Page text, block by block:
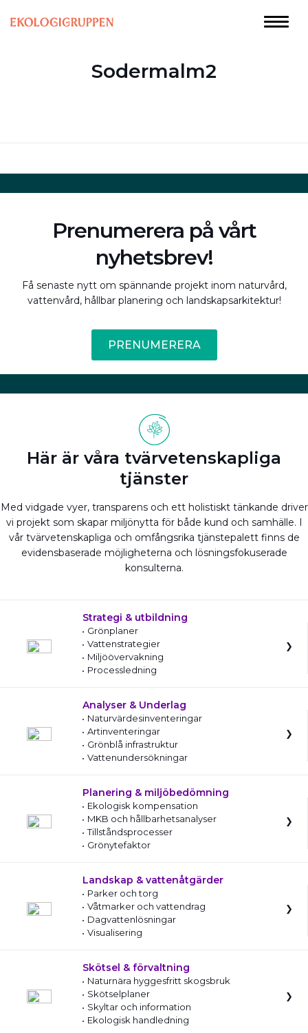
Sodermalm2
Prenumerera på vårt
nyhetsbrev!
Få senaste nytt om spännande projekt inom naturvård,
vattenvård, hållbar planering och landskapsarkitektur!
PRENUMERERA
Här är våra tvärvetenskapliga
tjänster
Med vidgade vyer, transparens och ett holistiskt tänkande driver
vi projekt som skapar miljönytta för både kund och samhälle. I
vår tvärvetenskapliga och omfångsrika tjänstepalett finns de
evidensbaserade möjligheterna och lösningsfokuserade
konsulterna.
Strategi & utbildning
Grönplaner
Vattenstrategier
Miljöövervakning
Processledning
Analyser & Underlag
Naturvärdesinventeringar
Artinventeringar
Grönblå infrastruktur
Vattenundersökningar
Planering & miljöbedömning
Ekologisk kompensation
MKB och hållbarhetsanalyser
Tillståndsprocesser
Grönytefaktor
Landskap & vattenåtgärder
Parker och torg
Våtmarker och vattendrag
Dagvattenlösningar
Visualisering
Skötsel & förvaltning
Naturnära hyggesfritt skogsbruk
Skötselplaner
Skyltar och information
Ekologisk handledning